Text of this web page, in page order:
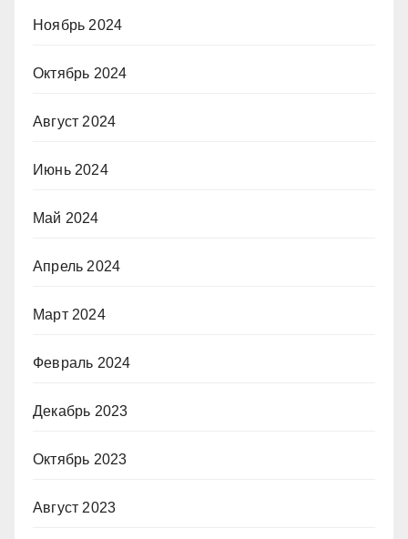
Ноябрь 2024
Октябрь 2024
Август 2024
Июнь 2024
Май 2024
Апрель 2024
Март 2024
Февраль 2024
Декабрь 2023
Октябрь 2023
Август 2023